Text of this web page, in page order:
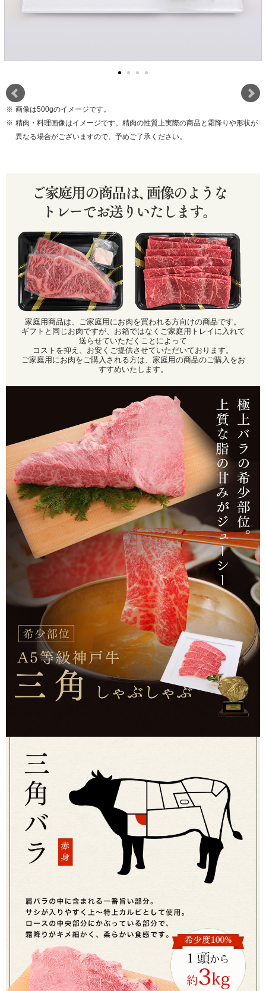
画像は500gのイメージです。
精肉・料理画像はイメージです。精肉の性質上実際の商品と霜降りや形状が
異なる場合がございますので、予めご了承ください。
家庭用商品は、ご家庭用にお肉を買われる方向けの商品です。
ギフトと同じお肉ですが、お箱ではなくご家庭用トレイに入れて
送らせていただくことによって
コストを抑え、お安くご提供させていただいております。
ご家庭用にお肉をご購入される方は、家庭用の商品のご購入をお
すすめいたします。